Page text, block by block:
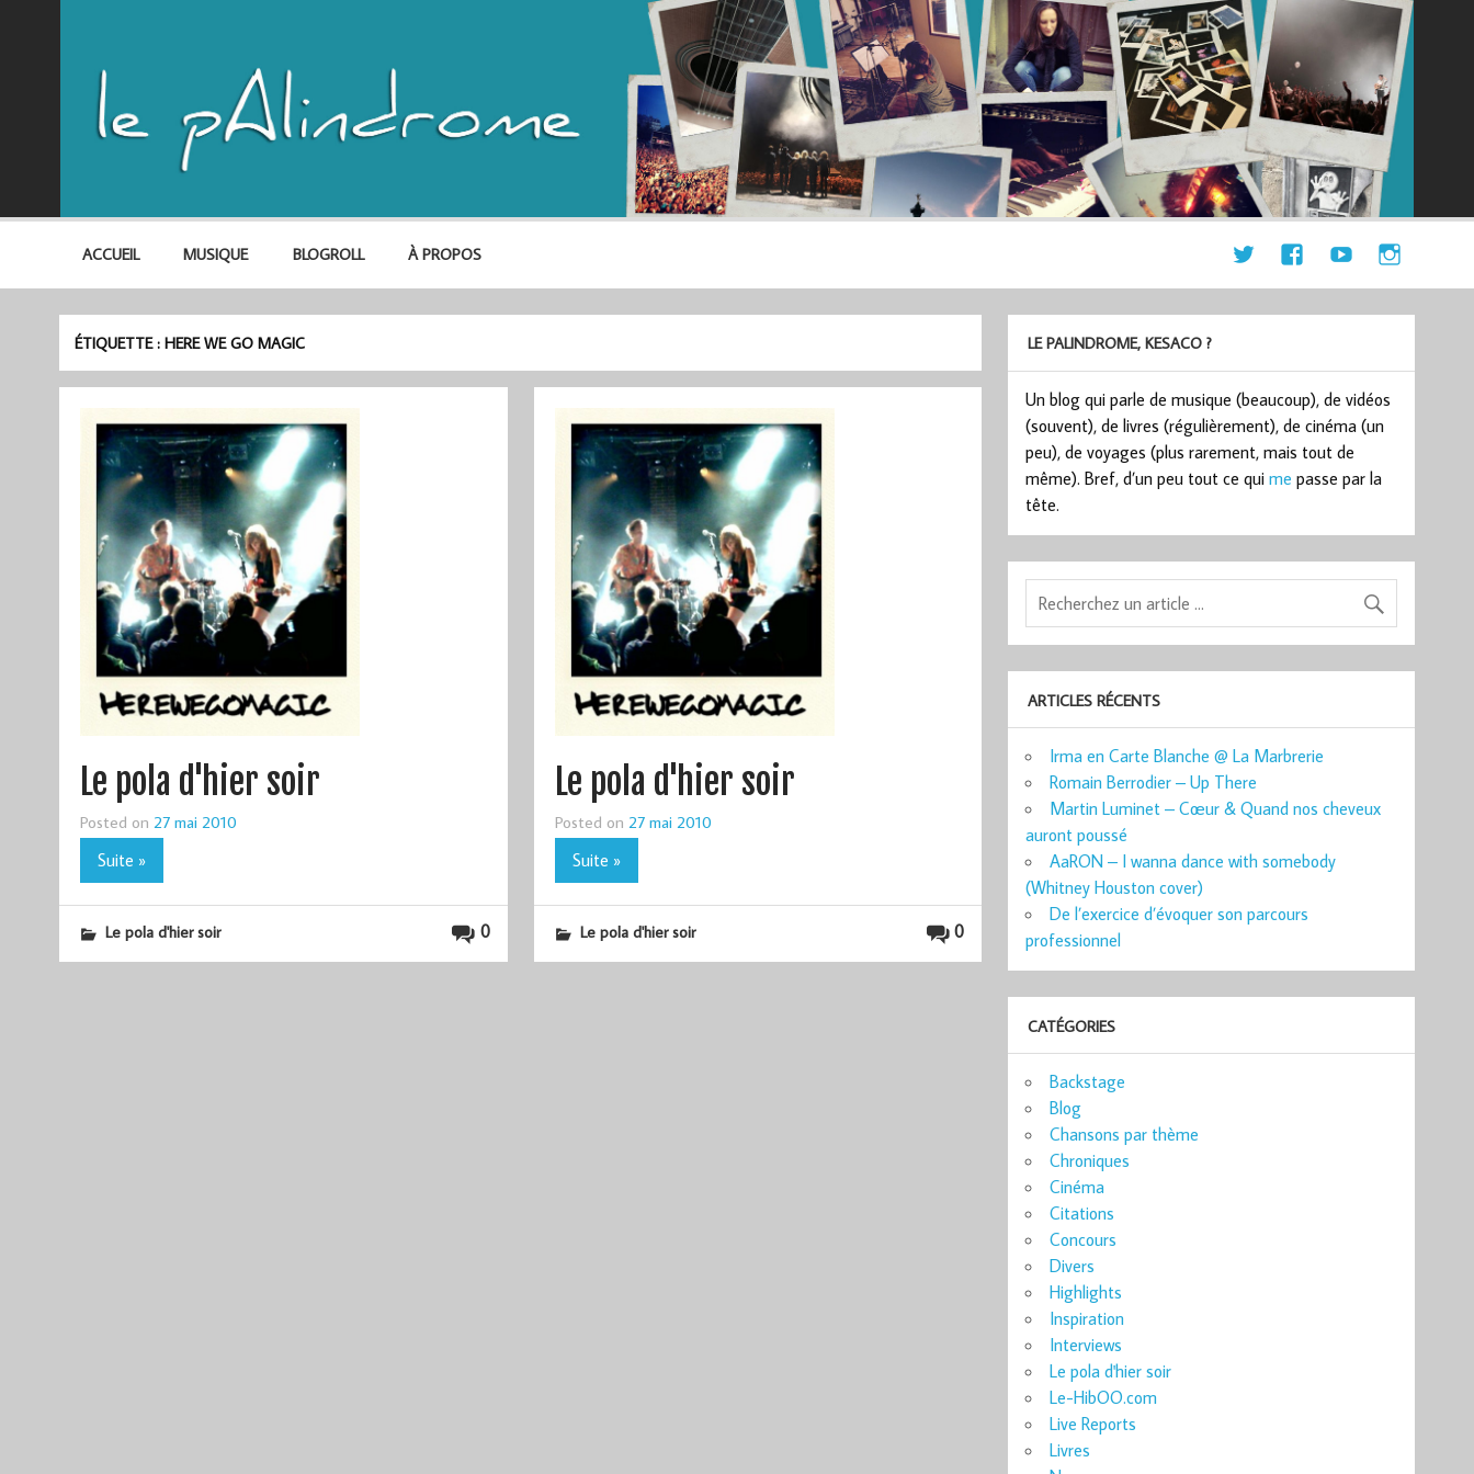
ACCUEIL MUSIQUE BLOGROLL À PROPOS
ÉTIQUETTE :HERE WE GO MAGIC
Le pola d'hier soir
Posted on 27 mai 2010
Suite »
0
Le pola d'hier soir
Le pola d'hier soir
Posted on 27 mai 2010
Suite »
0
Le pola d'hier soir
LE PALINDROME, KESACO ?
Un blog qui parle de musique (beaucoup), de vidéos
(souvent), de livres (régulièrement), de cinéma (un
peu), de voyages (plus rarement, mais tout de
même). Bref, d’un peu tout ce quime passe par la
tête.
ARTICLES RÉCENTS
Irma en Carte Blanche @ La Marbrerie
Romain Berrodier – Up There
Martin Luminet – Cœur & Quand nos cheveux
auront poussé
AaRON – I wanna dance with somebody
(Whitney Houston cover)
De l’exercice d’évoquer son parcours
professionnel
CATÉGORIES
Backstage
Blog
Chansons par thème
Chroniques
Cinéma
Citations
Concours
Divers
Highlights
Inspiration
Interviews
Le pola d'hier soir
Le-HibOO.com
Live Reports
Livres